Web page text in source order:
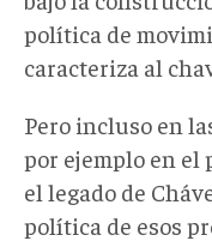
política de
caracteriza al
Pero incluso en
por ejemplo en el
el legado de
política de esos